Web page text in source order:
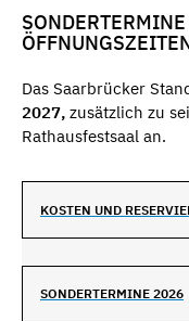
Das Saarbrücker
2027, zusätzlich zu
Rathausfestsaal an.
KOSTEN UND
SONDERTERMINE 2026